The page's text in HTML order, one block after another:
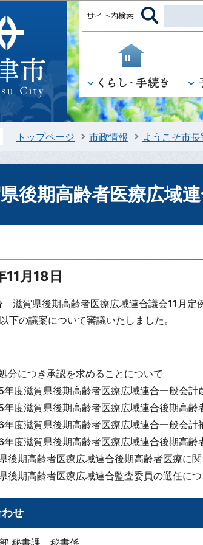
トップページ 市政情報 ようこそ市
後期高齢者医療広域
月18日
滋賀県後期高齢者医療広域連合議会11月定
下の議案について審議いたしました。
分につき承認を求めることについて
年度滋賀県後期高齢者医療広域連合一般会計
年度滋賀県後期高齢者医療広域連合後期高
年度滋賀県後期高齢者医療広域連合一般会計
年度滋賀県後期高齢者医療広域連合後期高齢
後期高齢者医療広域連合後期高齢者医療に
後期高齢者医療広域連合監査委員の選任に
せ
秘書課 秘書係